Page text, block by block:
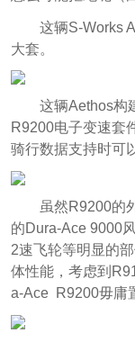
这辆S-Works
大套。
这辆Aethos构
R9200电子变速套
骑行数据支持时可
虽然R9200的
的Dura-Ace 9000
2速飞轮等明显的
体性能，考虑到
a-Ace R9200毋庸